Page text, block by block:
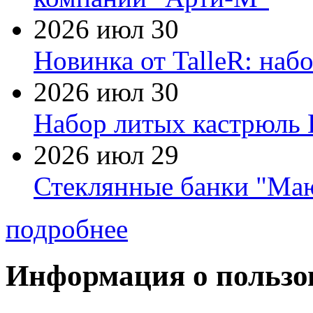
2026 июл 30
Новинка от TalleR:
2026 июл 30
Набор литых кастрюль
2026 июл 29
Стеклянные банки
подробнее
Информация о